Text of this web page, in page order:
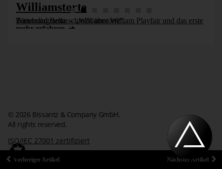
Williamstorte
Bürohund Bella schreibt über William Playfair und das erste Tortendiagramm – „Williamstorte“.
mehr erfahren
Vorheriger Artikel Nächster Artikel
© 2026 Bissantz & Company GmbH.
All rights reserved.
ISO/IEC 27001 zertifiziert
Impressum
Datenschutzerklärung